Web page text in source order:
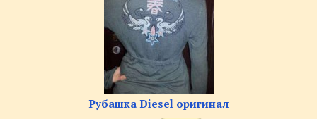
Рубашка Diesel оригинал